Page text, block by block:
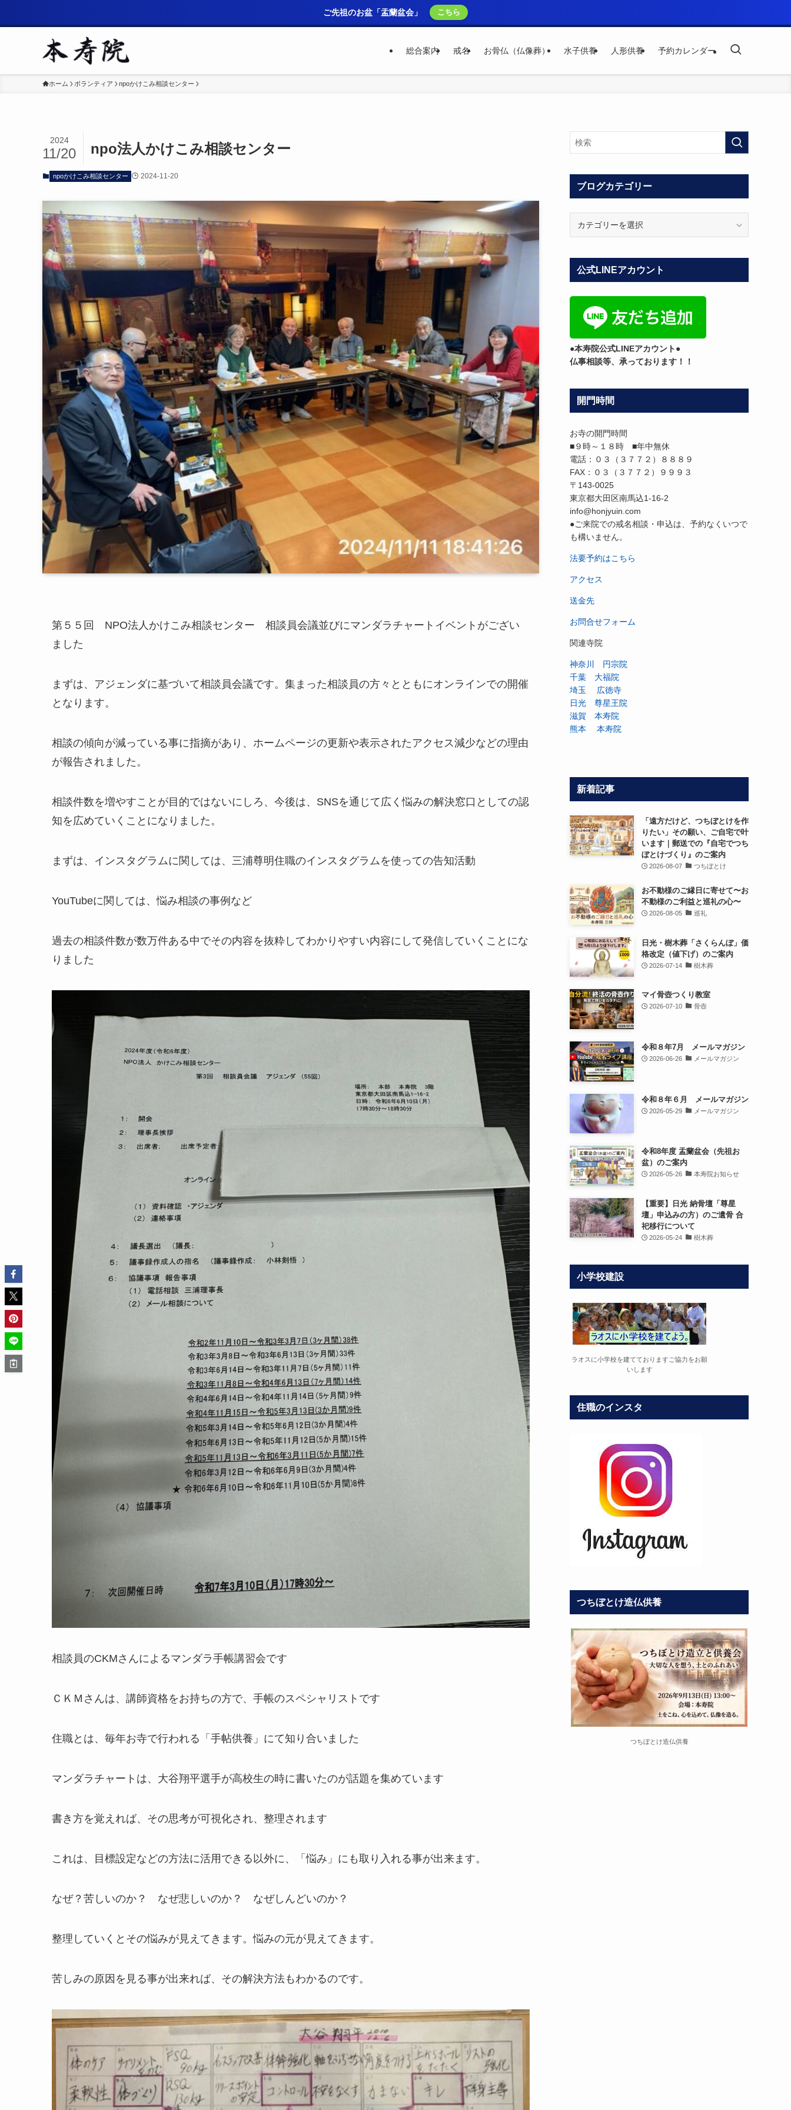
ご先祖のお盆「盂蘭盆会」 こちら
総合案内 戒名 お骨仏（仏像葬） 水子供養 人形供養 予約カレンダー
ホーム ボランティア npoかけこみ相談センター
npo法人かけこみ相談センター
2024
11/20
npoかけこみ相談センター 2024-11-20
第５５回 NPO法人かけこみ相談センター 相談員会議並びにマンダラチャートイベントがござい
ました
まずは、アジェンダに基づいて相談員会議です。集まった相談員の方々とともにオンラインでの開催
となります。
相談の傾向が減っている事に指摘があり、ホームページの更新や表示されたアクセス減少などの理由
が報告されました。
相談件数を増やすことが目的ではないにしろ、今後は、SNSを通じて広く悩みの解決窓口としての認
知を広めていくことになりました。
まずは、インスタグラムに関しては、三浦尊明住職のインスタグラムを使っての告知活動
YouTubeに関しては、悩み相談の事例など
過去の相談件数が数万件ある中でその内容を抜粋してわかりやすい内容にして発信していくことにな
りました
相談員のCKMさんによるマンダラ手帳講習会です
ＣＫＭさんは、講師資格をお持ちの方で、手帳のスペシャリストです
住職とは、毎年お寺で行われる「手帖供養」にて知り合いました
マンダラチャートは、大谷翔平選手が高校生の時に書いたのが話題を集めています
書き方を覚えれば、その思考が可視化され、整理されます
これは、目標設定などの方法に活用できる以外に、「悩み」にも取り入れる事が出来ます。
なぜ？苦しいのか？ なぜ悲しいのか？ なぜしんどいのか？
整理していくとその悩みが見えてきます。悩みの元が見えてきます。
苦しみの原因を見る事が出来れば、その解決方法もわかるのです。
ブログカテゴリー
カ
テ
ゴ
リ
公式LINEアカウント
●本寿院公式LINEアカウント●
仏事相談等、承っております！！
開門時間
お寺の開門時間
■９時～１８時 ■年中無休
電話：０３（３７７２）８８８９
FAX：０３（３７７２）９９９３
〒143-0025
東京都大田区南馬込1-16-2
info@honjyuin.com
●ご来院での戒名相談・申込は、予約なくいつで
も構いません。
法要予約はこちら
アクセス
送金先
お問合せフォーム
関連寺院
神奈川 円宗院
千葉 大福院
埼玉 広徳寺
日光 尊星王院
滋賀 本寿院
熊本 本寿院
新着記事
「遠方だけど、つちぼとけを作
りたい」その願い、ご自宅で叶
います｜郵送での『自宅でつち
ぼとけづくり』のご案内
2026-08-07 つちぼとけ
お不動様のご縁日に寄せて〜お
不動様のご利益と巡礼の心〜
2026-08-05 巡礼
日光・樹木葬「さくらんぼ」価
格改定（値下げ）のご案内
2026-07-14 樹木葬
マイ骨壺つくり教室
2026-07-10 骨壺
令和８年7月 メールマガジン
2026-06-26 メールマガジン
令和８年６月 メールマガジン
2026-05-29 メールマガジン
令和8年度 盂蘭盆会（先祖お
盆）のご案内
2026-05-26 本寿院お知らせ
【重要】日光 納骨壇「尊星
壇」申込みの方）のご遺骨 合
祀移行について
2026-05-24 樹木葬
小学校建設
ラオスに小学校を建てておりますご協力をお願
いします
住職のインスタ
つちぼとけ造仏供養
つちぼとけ造仏供養